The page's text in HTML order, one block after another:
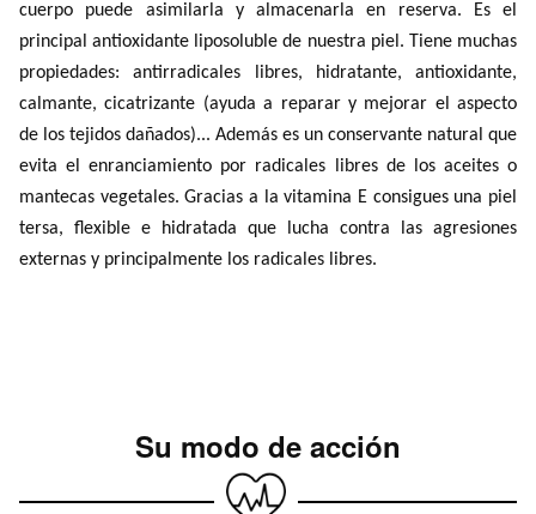
cuerpo puede asimilarla y almacenarla en reserva. Es el
principal antioxidante liposoluble de nuestra piel. Tiene muchas
propiedades: antirradicales libres, hidratante, antioxidante,
calmante, cicatrizante (ayuda a reparar y mejorar el aspecto
de los tejidos dañados)... Además es un conservante natural que
evita el enranciamiento por radicales libres de los aceites o
mantecas vegetales. Gracias a la vitamina E consigues una piel
tersa, flexible e hidratada que lucha contra las agresiones
externas y principalmente los radicales libres.
Su modo de acción